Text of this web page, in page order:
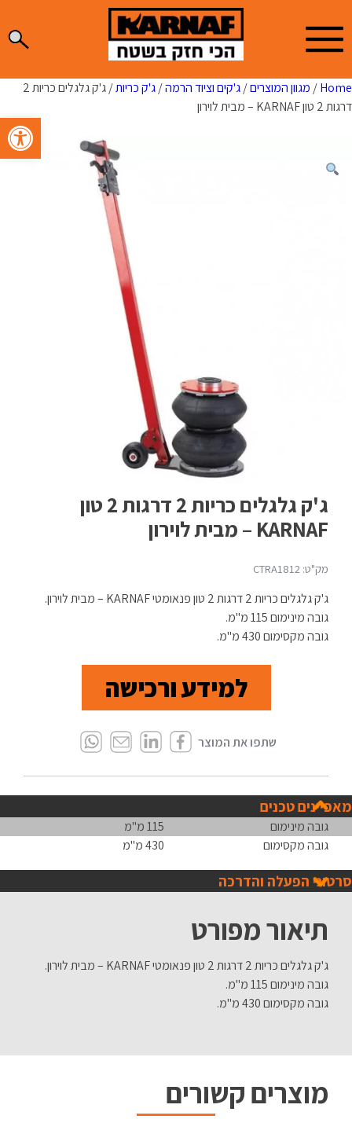
פתח
to
content
Home
/ מגוון המוצרים/ג'קים וציוד הרמה/ג'ק כריות
/ ג'ק גלגלים כריות 2
דרגות 2 טון KARNAF – מבית לוירון
ג'ק גלגלים כריות 2 דרגות 2 טון
KARNAF – מבית לוירון
מק"ט: CTRA1812
ג'ק גלגלים כריות 2 דרגות 2 טון פנאומטי KARNAF – מבית לוירון.
גובה מינימום 115 מ"מ.
גובה מקסימום 430 מ"מ.
למידע ורכישה
מאפיינים טכנים
גובה מינימום
115 מ"מ
גובה מקסימום
430 מ"מ
סרטוני הפעלה והדרכה
תיאור מפורט
ג'ק גלגלים כריות 2 דרגות 2 טון פנאומטי KARNAF – מבית לוירון.
גובה מינימום 115 מ"מ.
גובה מקסימום 430 מ"מ.
מוצרים קשורים